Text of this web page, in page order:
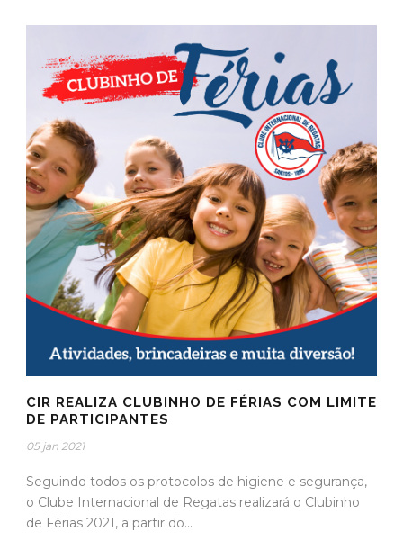
CIR REALIZA CLUBINHO DE FÉRIAS COM LIMITE
DE PARTICIPANTES
05 jan 2021
Seguindo todos os protocolos de higiene e segurança,
o Clube Internacional de Regatas realizará o Clubinho
de Férias 2021, a partir do...